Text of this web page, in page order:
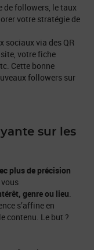
de followers, le taux
votre stratégie de
sociaux via des QR
votre fiche
Cette bonne
followers sur
sur les
plus de précision
genre ou lieu.
s’affine en
contenu. Le but ?